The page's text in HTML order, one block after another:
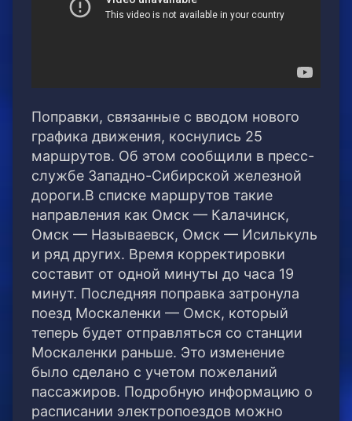
Поправки, связанные с вводом нового
графика движения, коснулись 25
маршрутов. Об этом сообщили в пресс-
службе Западно-Сибирской железной
дороги.В списке маршрутов такие
направления как Омск — Калачинск,
Омск — Называевск, Омск — Исилькуль
и ряд других. Время корректировки
составит от одной минуты до часа 19
минут. Последняя поправка затронула
поезд Москаленки — Омск, который
теперь будет отправляться со станции
Москаленки раньше. Это изменение
было сделано с учетом пожеланий
пассажиров. Подробную информацию о
расписании электропоездов можно